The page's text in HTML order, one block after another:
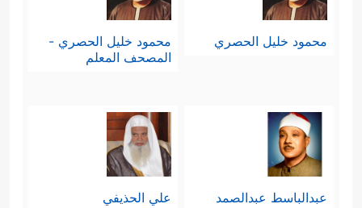
محمود خليل الحصري
محمود خليل الحصري -
المصحف المعلم
عبدالباسط عبدالصمد علي الحذيفي